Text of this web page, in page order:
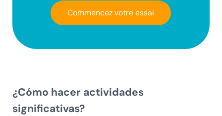
Commencez votre essai
¿Cómo hacer actividades
significativas?